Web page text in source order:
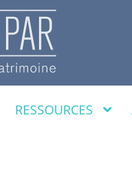
RESSOURCES